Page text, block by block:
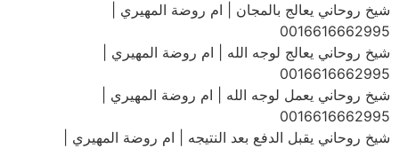
شيخ روحاني يعالج بالمجان | ام روضة المهيري |
0016616662995
شيخ روحاني يعالج لوجه الله | ام روضة المهيري |
0016616662995
شيخ روحاني يعمل لوجه الله | ام روضة المهيري |
0016616662995
شيخ روحاني يقبل الدفع بعد النتيجه | ام روضة المهيري |